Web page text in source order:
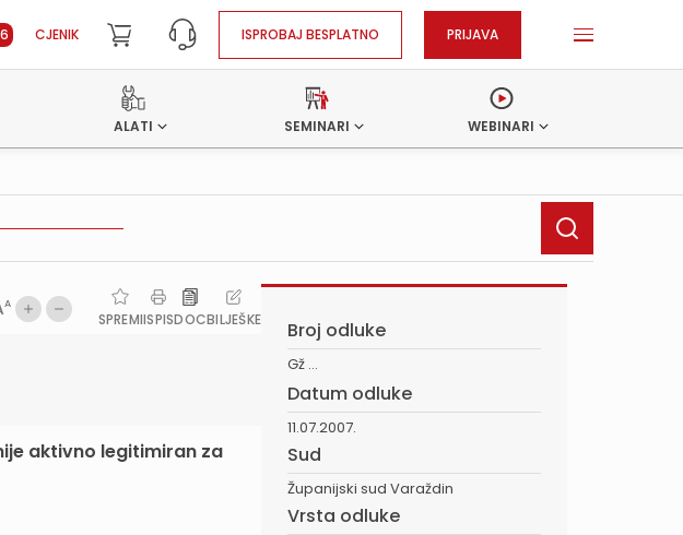
CJENIK ISPROBAJ BESPLATNO PRIJAVA
ALATI SEMINARI WEBINARI
A
SPREMIISPISDOCBILJEŠKE
aktivno legitimiran za
Broj odluke
Gž ...
Datum odluke
11.07.2007.
Sud
Županijski sud Varaždin
Vrsta odluke